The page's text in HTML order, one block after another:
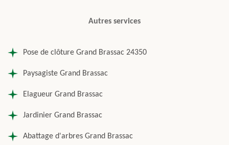
Autres services
Pose de clôture Grand Brassac 24350
Paysagiste Grand Brassac
Elagueur Grand Brassac
Jardinier Grand Brassac
Abattage d'arbres Grand Brassac